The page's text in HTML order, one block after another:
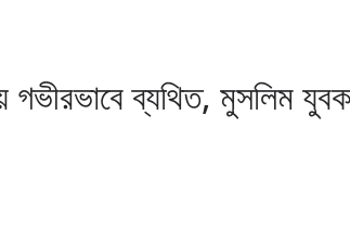
ব্যথিত, মুসলিম